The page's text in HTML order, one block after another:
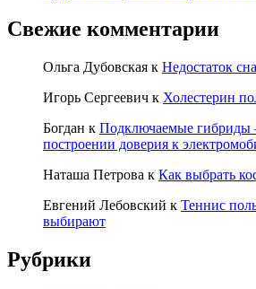
Свежие комментарии
Ольга Дубовская к Недостаток
Игорь Сергеевич к Холестерин
Богдан к Подключаемые
построении доверия к
Наташа Петрова к Как выбрать
Евгений Лебовский к Теннис
выбирают
Рубрики